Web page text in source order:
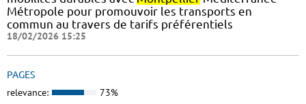
Métropole pour promouvoir les transports en
commun au travers de tarifs préférentiels
18/02/2026 15:25
PAGES
relevance: 73%